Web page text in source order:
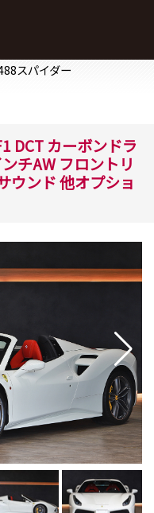
スパイダー
DCT カーボンドラ
チAW フロントリ
ウンド 他オプショ